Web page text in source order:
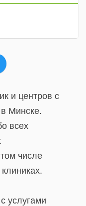
и центров с
Минске.
всех
числе
услугами